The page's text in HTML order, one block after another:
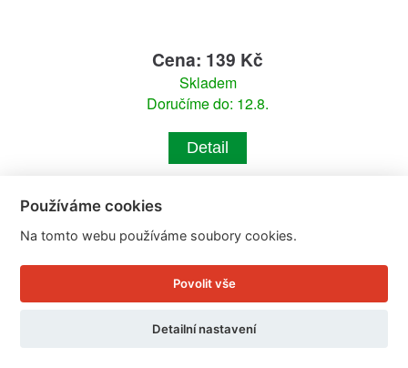
Cena: 139 Kč
Skladem
Doručíme do: 12.8.
Detail
Používáme cookies
Na tomto webu používáme soubory cookies.
Povolit vše
Detailní nastavení